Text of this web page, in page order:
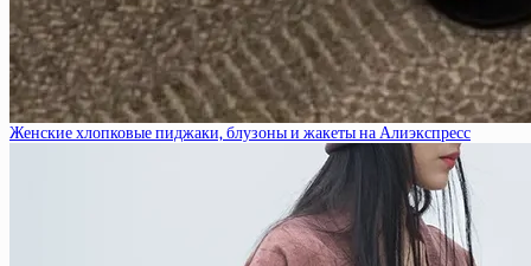
Женские хлопковые пиджаки, блузоны и жакеты на Алиэкспресс